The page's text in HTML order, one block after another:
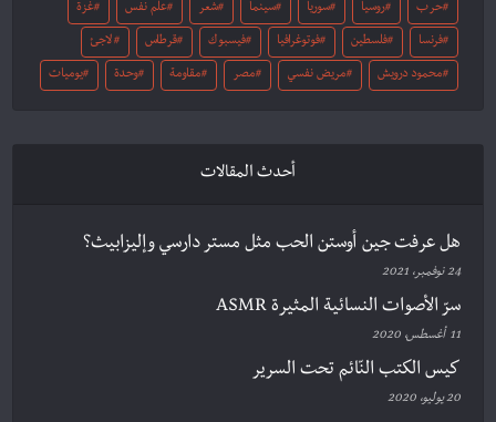
حرب روسيا سوريا سينما شعر علم نفس غزة
فرنسا فلسطين فوتوغرافيا فيسبوك قرطاس لاجئ
محمود درويش مريض نفسي مصر مقاومة وحدة يوميات
أحدث المقالات
هل عرفت جين أوستن الحب مثل مستر دارسي وإليزابيث؟
24 نوفمبر، 2021
سرّ الأصوات النسائية المثيرة ASMR
11 أغسطس، 2020
كيس الكتب النّائم تحت السرير
20 يوليو، 2020